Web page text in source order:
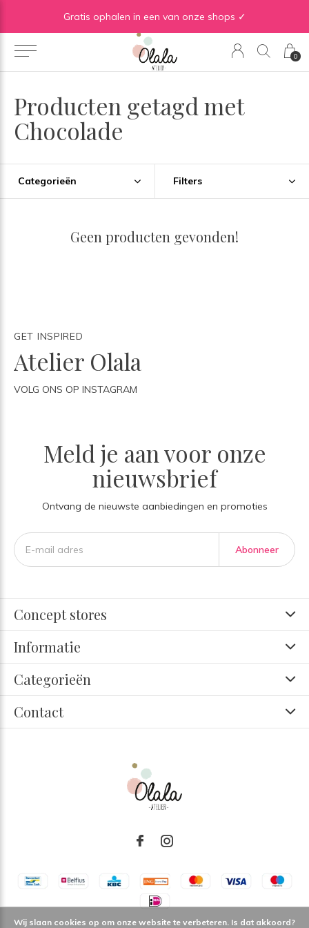
0
Gratis ophalen in een van onze shops ✓
Producten getagd met
Chocolade
Categorieën Filters
Geen producten gevonden!
GET INSPIRED
Atelier Olala
VOLG ONS OP INSTAGRAM
Meld je aan voor onze
nieuwsbrief
Ontvang de nieuwste aanbiedingen en promoties
Abonneer
Concept stores
Informatie
Categorieën
Contact
Wij slaan cookies op om onze website te verbeteren. Is dat akkoord?